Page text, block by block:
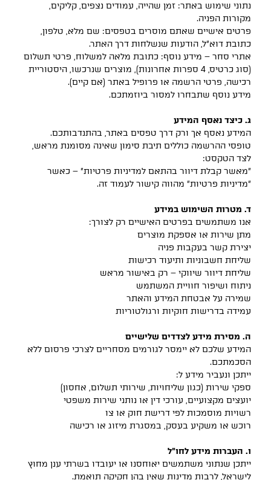
נתוני שימוש באתר: זמן שהייה, עמודים נצפים, קליקים,
מקורות הפניה.
פרטים אישיים שאתם מוסרים בטפסים: שם מלא, טלפון,
כתובת דוא"ל, הודעות שנשלחות דרך האתר.
אתרי סחר – מידע נוסף: כתובת מלאה למשלוח, פרטי תשלום
(סוג כרטיס, 4 ספרות אחרונות), מוצרים שנרכשו, היסטוריית
רכישה, פרטי הרשמה או פרופיל באתר (אם קיים).
מידע נוסף שתבחרו למסור ביוזמתכם.
ג. כיצד נאסף המידע
המידע נאסף אך ורק דרך טפסים באתר, בהתנדבותכם.
טופסי ההרשמה כוללים תיבת סימון שאינה מסומנת מראש,
לצד הטקסט:
"מאשר קבלת דיוור בהתאם למדיניות פרטיות" – כאשר
"מדיניות פרטיות" מהווה קישור לעמוד זה.
ד. מטרות השימוש במידע
אנו משתמשים בפרטים האישיים רק לצורך:
מתן שירות או אספקת מוצרים
יצירת קשר בעקבות פניה
שליחת חשבוניות ותיעוד רכישות
שליחת דיוור שיווקי – רק באישור מראש
ניתוח ושיפור חוויית המשתמש
שמירה על אבטחת המידע והאתר
עמידה בדרישות חוקיות ורגולטוריות
ה. מסירת מידע לצדדים שלישיים
המידע שלכם לא יימסר לגורמים מסחריים לצרכי פרסום ללא
הסכמתכם.
ייתכן ונעביר מידע ל:
ספקי שירות (כגון שליחויות, שירותי תשלום, אחסון)
יועצים מקצועיים, עורכי דין או נותני שירות משפטי
רשויות מוסמכות לפי דרישת חוק או צו
רוכש או משקיע בעסק, במסגרת מיזוג או רכישה
ו. העברות מידע לחו"ל
ייתכן שנתוני משתמשים יאוחסנו או יעובדו בשרתי ענן מחוץ
לישראל, לרבות מדינות שאין בהן חקיקה תואמת.